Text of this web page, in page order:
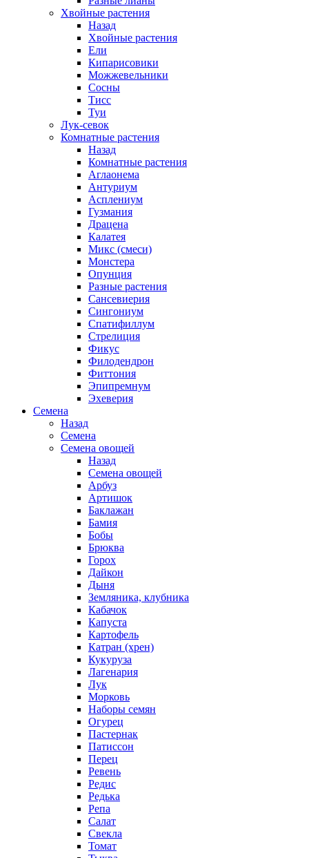
Хвойные растения
Назад
Хвойные растения
Ели
Кипарисовики
Можжевельники
Сосны
Тисс
Туи
Лук-севок
Комнатные растения
Назад
Комнатные растения
Аглаонема
Антуриум
Асплениум
Гузмания
Драцена
Калатея
Микс (смеси)
Монстера
Опунция
Разные растения
Сансевиерия
Сингониум
Спатифиллум
Стрелиция
Фикус
Филодендрон
Фиттония
Эпипремнум
Эхеверия
Семена
Назад
Семена
Семена овощей
Назад
Семена овощей
Арбуз
Артишок
Баклажан
Бамия
Бобы
Брюква
Горох
Дайкон
Дыня
Земляника, клубника
Кабачок
Капуста
Картофель
Катран (хрен)
Кукуруза
Лагенария
Лук
Морковь
Наборы семян
Огурец
Пастернак
Патиссон
Перец
Ревень
Редис
Редька
Репа
Салат
Свекла
Томат